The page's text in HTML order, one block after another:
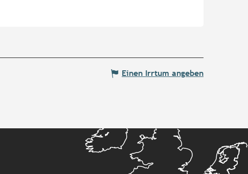
Einen Irrtum angeben